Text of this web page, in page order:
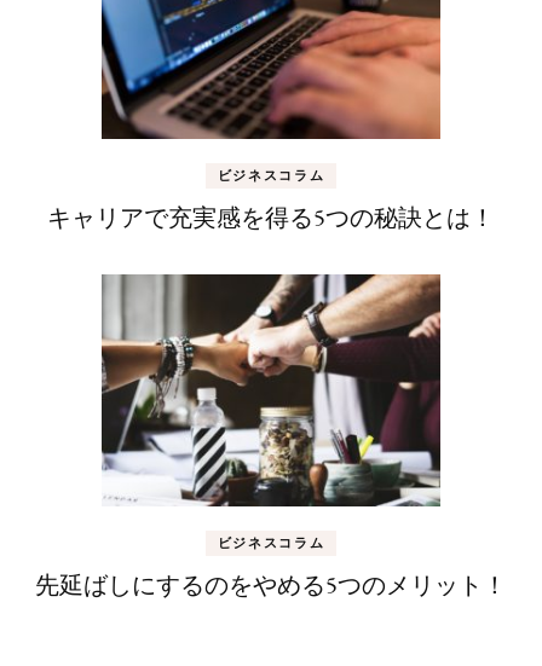
ビジネスコラム
キャリアで充実感を得る5つの秘訣とは！
ビジネスコラム
先延ばしにするのをやめる5つのメリット！